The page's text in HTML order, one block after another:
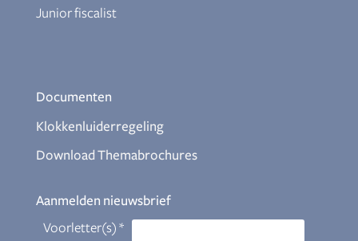
Junior fiscalist
Documenten
Klokkenluiderregeling
Download Themabrochures
Aanmelden nieuwsbrief